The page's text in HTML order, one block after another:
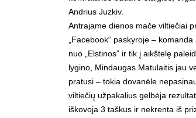
Andrius Juzkiv.
Antrajame dienos mače viltiečiai
„Facebook“ paskyroje –
nuo „Elstinos” ir tik į aikštelę
lygino, Mindaugas Matulaitis jau
pratusi – tokia dovanėle
viltiečių užpakalius gelbėja
iškovoja 3 taškus ir nekrenta iš